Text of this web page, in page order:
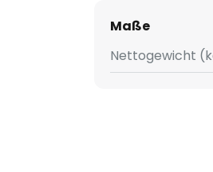
Maße
Nettogewicht